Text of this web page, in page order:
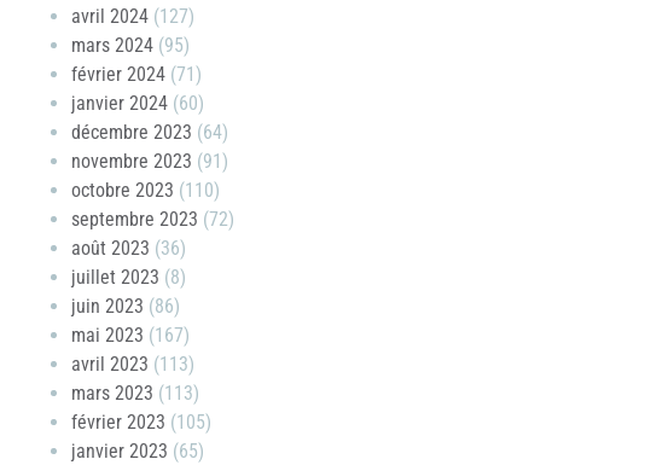
avril 2024 (127)
mars 2024 (95)
février 2024 (71)
janvier 2024 (60)
décembre 2023 (64)
novembre 2023 (91)
octobre 2023 (110)
septembre 2023 (72)
août 2023 (36)
juillet 2023 (8)
juin 2023 (86)
mai 2023 (167)
avril 2023 (113)
mars 2023 (113)
février 2023 (105)
janvier 2023 (65)